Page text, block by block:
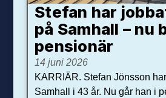
Stefan har
på Samhall – nu
pensionär
14 juni 2026
KARRIÄR. Stefan Jönsson
Samhall i 43 år. Nu går han i